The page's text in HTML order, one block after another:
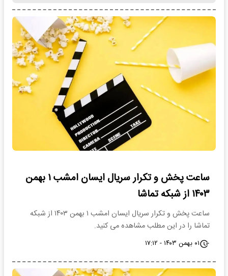
ساعت پخش و تکرار سریال ایسان امشب ۱ بهمن
۱۴۰۳ از شبکه تماشا
ساعت پخش و تکرار سریال ایسان امشب ۱ بهمن ۱۴۰۳ از شبکه
تماشا را در این مطلب مشاهده می کنید.
۰۱ بهمن ۱۴۰۳ - ۱۷:۱۲